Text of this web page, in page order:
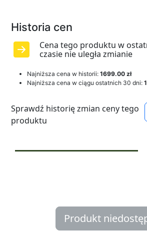
Historia cen
Cena tego produktu w
czasie nie uległa zmianie
Najniższa cena w historii: 1699.00 zł
Najniższa cena w ciągu ostatnich 30 dni:
Sprawdź historię zmian ceny tego
produktu
Produkt